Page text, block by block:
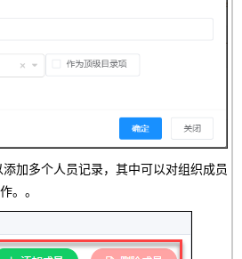
加多个人员记录，其中可以对组织成员
。。